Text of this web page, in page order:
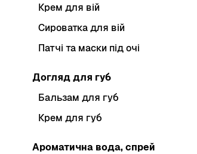
Крем для вій
Сироватка для вій
Патчі та маски під очі
Догляд для губ
Бальзам для губ
Крем для губ
Ароматична вода, спрей